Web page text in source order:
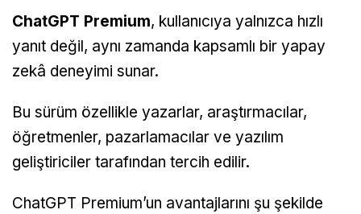
ChatGPT Premium, kullanıcıya yalnızca hızlı
yanıt değil, aynı zamanda kapsamlı bir yapay
zekâ deneyimi sunar.
Bu sürüm özellikle yazarlar, araştırmacılar,
öğretmenler, pazarlamacılar ve yazılım
geliştiriciler tarafından tercih edilir.
ChatGPT Premium’un avantajlarını şu şekilde